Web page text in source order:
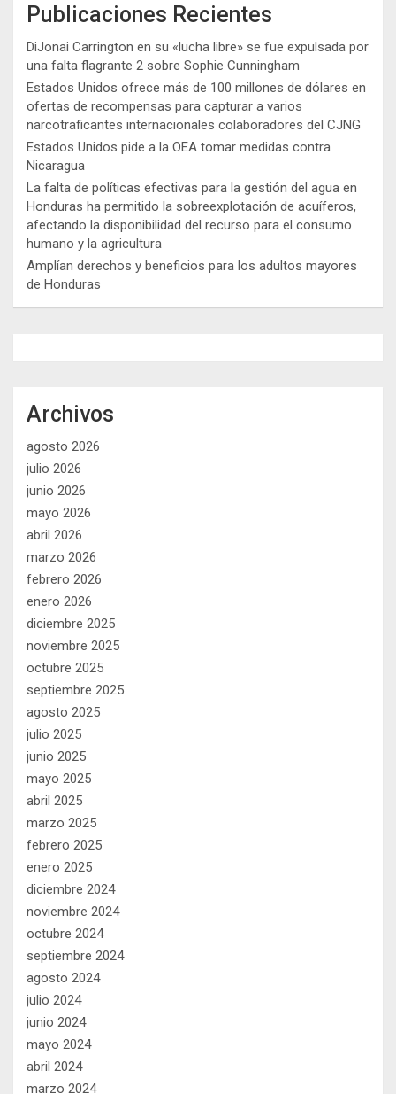
Publicaciones Recientes
DiJonai Carrington en su «lucha libre» se fue expulsada por
una falta flagrante 2 sobre Sophie Cunningham
Estados Unidos ofrece más de 100 millones de dólares en
ofertas de recompensas para capturar a varios
narcotraficantes internacionales colaboradores del CJNG
Estados Unidos pide a la OEA tomar medidas contra
Nicaragua
La falta de políticas efectivas para la gestión del agua en
Honduras ha permitido la sobreexplotación de acuíferos,
afectando la disponibilidad del recurso para el consumo
humano y la agricultura
Amplían derechos y beneficios para los adultos mayores
de Honduras
Archivos
agosto 2026
julio 2026
junio 2026
mayo 2026
abril 2026
marzo 2026
febrero 2026
enero 2026
diciembre 2025
noviembre 2025
octubre 2025
septiembre 2025
agosto 2025
julio 2025
junio 2025
mayo 2025
abril 2025
marzo 2025
febrero 2025
enero 2025
diciembre 2024
noviembre 2024
octubre 2024
septiembre 2024
agosto 2024
julio 2024
junio 2024
mayo 2024
abril 2024
marzo 2024